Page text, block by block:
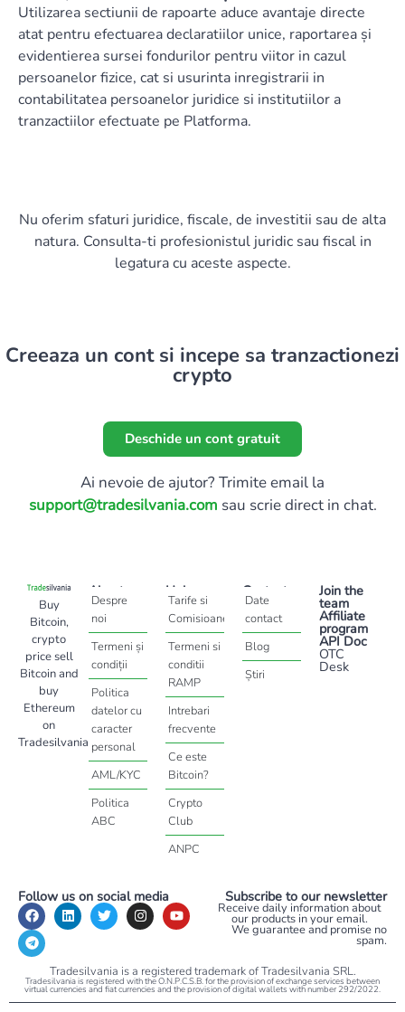
Utilizarea sectiunii de rapoarte aduce avantaje directe
atat pentru efectuarea declaratiilor unice, raportarea și
evidentierea sursei fondurilor pentru viitor in cazul
persoanelor fizice, cat si usurinta inregistrarii in
contabilitatea persoanelor juridice si institutiilor a
tranzactiilor efectuate pe Platforma.
Nu oferim sfaturi juridice, fiscale, de investitii sau de alta
natura. Consulta-ti profesionistul juridic sau fiscal in
legatura cu aceste aspecte.
Creeaza un cont si incepe sa tranzactionezi
crypto
Deschide un cont gratuit
Ai nevoie de ajutor? Trimite email la
support@tradesilvania.com sau scrie direct in chat.
Buy
Bitcoin,
crypto
price sell
Bitcoin and
buy
Ethereum
on
Tradesilvania
About
Despre
noi
Termeni și
condiții
Politica
datelor cu
caracter
personal
AML/KYC
Politica
ABC
Help
Tarife si
Comisioane
Termeni si
conditii
RAMP
Intrebari
frecvente
Ce este
Bitcoin?
Crypto
Club
ANPC
Contact
Date
contact
Blog
Știri
Join the
team
Affiliate
program
API Doc
OTC
Desk
Follow us on social media Subscribe to our newsletter
Receive daily information about
our products in your email.
We guarantee and promise no
spam.
Tradesilvania is a registered trademark of Tradesilvania SRL.
Tradesilvania is registered with the O.N.P.C.S.B. for the provision of exchange services between
virtual currencies and fiat currencies and the provision of digital wallets with number 292/2022.